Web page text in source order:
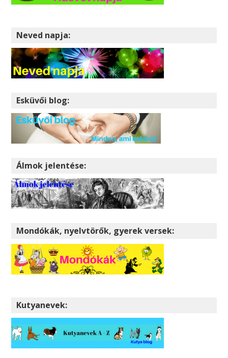
Neved napja:
Esküvői blog:
Álmok jelentése:
Mondókák, nyelvtörők, gyerek versek:
Kutyanevek: